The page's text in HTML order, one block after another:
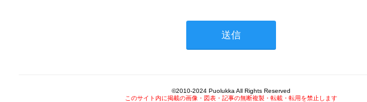
©2010-2024 Puolukka All Rights Reserved
このサイト内に掲載の画像・図表・記事の無断複製・転載・転用を禁止します